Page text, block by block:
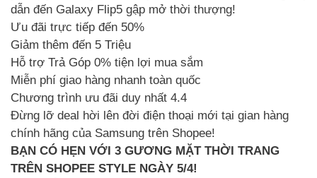
dẫn đến Galaxy Flip5 gập mở thời thượng!
Ưu đãi trực tiếp đến 50%
Giảm thêm đến 5 Triệu
Hỗ trợ Trả Góp 0% tiện lợi mua sắm
Miễn phí giao hàng nhanh toàn quốc
Chương trình ưu đãi duy nhất 4.4
Đừng lỡ deal hời lên đời điện thoại mới tại gian hàng
chính hãng của Samsung trên Shopee!
BẠN CÓ HẸN VỚI 3 GƯƠNG MẶT THỜI TRANG
TRÊN SHOPEE STYLE NGÀY 5/4!